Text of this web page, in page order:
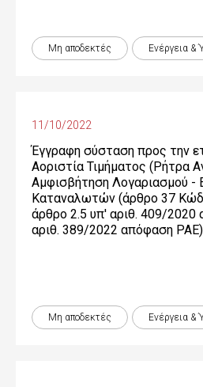
Μη αποδεκτές Ενέργεια &
11/10/2022
Έγγραφη σύσταση προς την
Αοριστία Τιμήματος (Ρήτρα
Αμφισβήτηση Λογαριασμού -
Καταναλωτών (άρθρο 37
άρθρο 2.5 υπ' αριθ. 409/
αριθ. 389/2022 απόφαση
Μη αποδεκτές Ενέργεια &